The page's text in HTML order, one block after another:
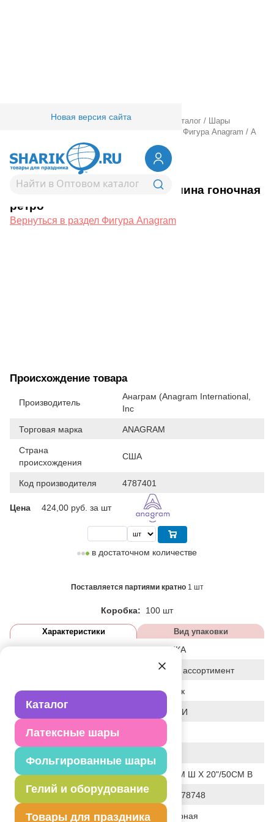
Каталог
Латексные шары
Фольгированные шары
Гелий и оборудование
Товары для праздника
Новая версия сайта
Товары для праздника/ Оптовый каталог /
Шары
Фигура Anagram / А
ФИГУРА/P35 Машина гоночная ретро
1207-6542А ФИГУРА/P35 Машина гоночная
ретро
Вернуться в раздел Фигура Anagram
Происхождение товара
Производитель
Анаграм (Anagram International,
Inc
Торговая марка ANAGRAM
Страна
происхождения
США
Код производителя 4787401
Цена 424,00 руб. за шт
в достаточном количестве
Поставляется партиями кратно 1 шт
Коробка: 100 шт
Характеристики Вид упаковки
Дизайн ТЕХНИКА
базовый ассортимент
Событие Праздник
АССОРТИ
Размер
ФИГУРА
Общие размеры 31"/78СМ Ш X 20"/50СМ В
Штрих код 026635478748
Полимерная